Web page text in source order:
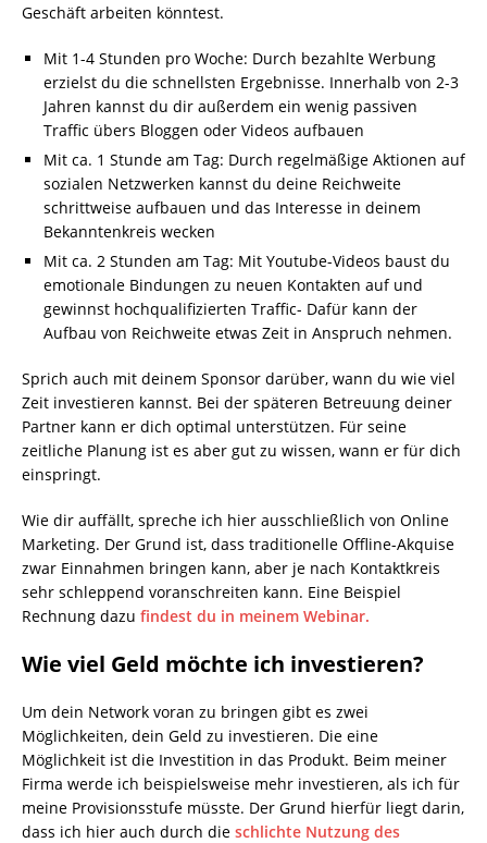
Geschäft arbeiten könntest.
Mit 1-4 Stunden pro Woche: Durch bezahlte Werbung
erzielst du die schnellsten Ergebnisse. Innerhalb von 2-3
Jahren kannst du dir außerdem ein wenig passiven
Traffic übers Bloggen oder Videos aufbauen
Mit ca. 1 Stunde am Tag: Durch regelmäßige Aktionen auf
sozialen Netzwerken kannst du deine Reichweite
schrittweise aufbauen und das Interesse in deinem
Bekanntenkreis wecken
Mit ca. 2 Stunden am Tag: Mit Youtube-Videos baust du
emotionale Bindungen zu neuen Kontakten auf und
gewinnst hochqualifizierten Traffic- Dafür kann der
Aufbau von Reichweite etwas Zeit in Anspruch nehmen.
Sprich auch mit deinem Sponsor darüber, wann du wie viel
Zeit investieren kannst. Bei der späteren Betreuung deiner
Partner kann er dich optimal unterstützen. Für seine
zeitliche Planung ist es aber gut zu wissen, wann er für dich
einspringt.
Wie dir auffällt, spreche ich hier ausschließlich von Online
Marketing. Der Grund ist, dass traditionelle Offline-Akquise
zwar Einnahmen bringen kann, aber je nach Kontaktkreis
sehr schleppend voranschreiten kann. Eine Beispiel
Rechnung dazu findest du in meinem Webinar.
Wie viel Geld möchte ich investieren?
Um dein Network voran zu bringen gibt es zwei
Möglichkeiten, dein Geld zu investieren. Die eine
Möglichkeit ist die Investition in das Produkt. Beim meiner
Firma werde ich beispielsweise mehr investieren, als ich für
meine Provisionsstufe müsste. Der Grund hierfür liegt darin,
dass ich hier auch durch die schlichte Nutzung des